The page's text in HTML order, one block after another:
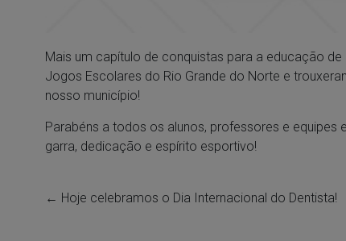
Mais um capítulo de conquistas para a educação
Jogos Escolares do Rio Grande do Norte e
nosso município!
Parabéns a todos os alunos, professores e equipes
garra, dedicação e espírito esportivo!
← Hoje celebramos o Dia Internacional do Dentista!